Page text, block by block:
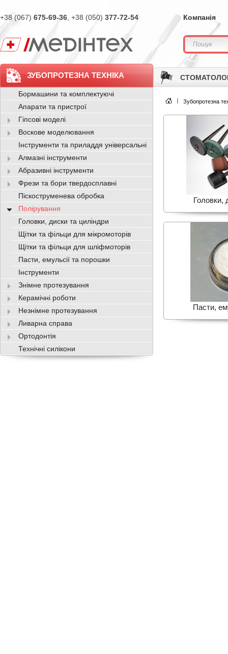
Компанія
+38 (067) 675-69-36 , +38 (050) 377-72-54
Зубопротезна
Головки,
Пасти,
ЗУБОПРОТЕЗНА ТЕХНІКА
Бормашини та комплектуючі
Апарати та пристрої
Гіпсові моделі
Воскове моделювання
Інструменти та приладдя універсальні
Алмазні інструменти
Абразивні інструменти
Фрези та бори твердосплавні
Піскоструменева обробка
Полірування
Головки, диски та циліндри
Щітки та фільци для мікромоторів
Щітки та фільци для шліфмоторів
Пасти, емульсії та порошки
Інструменти
Знімне протезування
Керамічні роботи
Незнімне протезування
Ливарна справа
Ортодонтія
Технічні силікони